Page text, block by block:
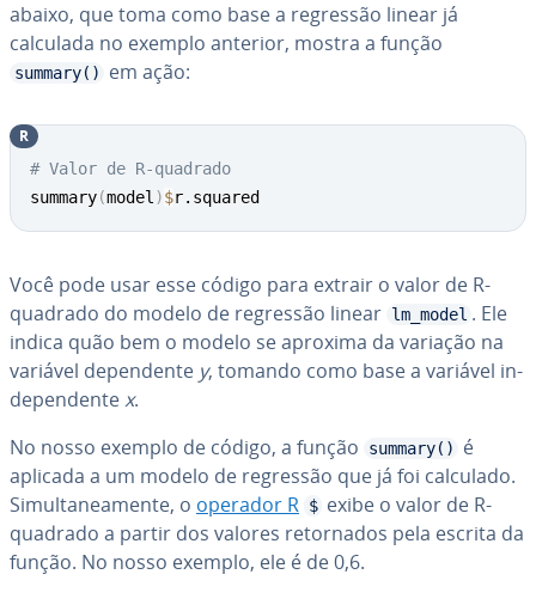
abaixo, que toma como base a regressão linear já
calculada no exemplo anterior, mostra a função
summary() em ação:
# Valor de R-quadrado
summary(model )$r.squared
R
Você pode usar esse código para extrair o valor de R-
quadrado do modelo de regressão linear lm_model . Ele
indica quão bem o modelo se aproxima da variação na
variável de­pen­dente y, tomando como base a variável in­
de­pen­dentex.
No nosso exemplo de código, a função
summary()
é
aplicada a um modelo de regressão que já foi calculado.
Si­mul­ta­ne­a­mente, o operador R $ exibe o valor de R-
quadrado a partir dos valores re­tor­na­dos pela escrita da
função. No nosso exemplo, ele é de 0,6.